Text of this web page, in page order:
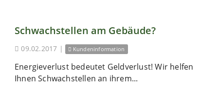
Schwachstellen am Gebäude?
09.02.2017 | Kundeninformation
Energieverlust bedeutet Geldverlust! Wir helfen
Ihnen Schwachstellen an ihrem...